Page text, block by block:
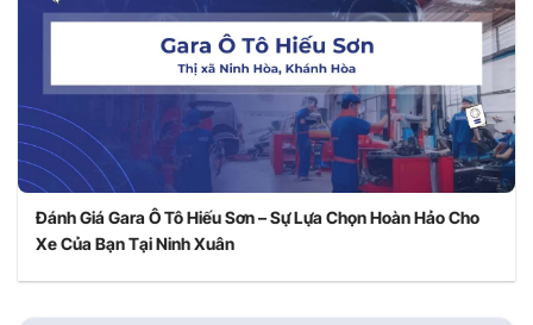
Đánh Giá Gara Ô Tô Hiếu Sơn – Sự Lựa Chọn Hoàn Hảo Cho
Xe Của Bạn Tại Ninh Xuân